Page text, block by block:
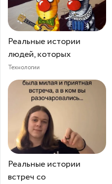
Реальные истории
людей, которых
Технологии
Реальные истории
встреч со